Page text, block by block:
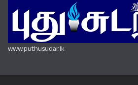
www.puthusudar.lk